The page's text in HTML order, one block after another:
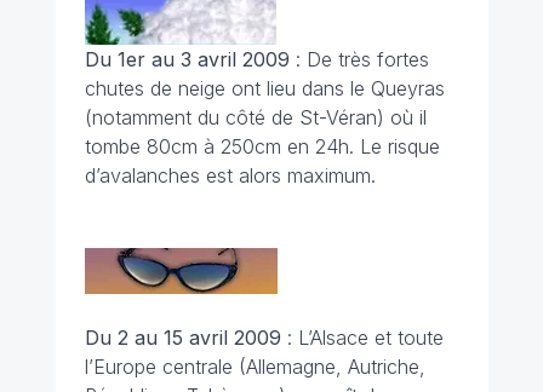
Du 1er au 3 avril 2009 : De très fortes
chutes de neige ont lieu dans le Queyras
(notamment du côté de St-Véran) où il
tombe 80cm à 250cm en 24h. Le risque
d’avalanches est alors maximum.
Du 2 au 15 avril 2009 : L’Alsace et toute
l’Europe centrale (Allemagne, Autriche,